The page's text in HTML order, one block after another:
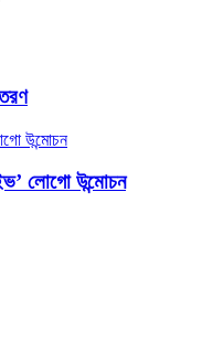
লোগো উন্মোচন